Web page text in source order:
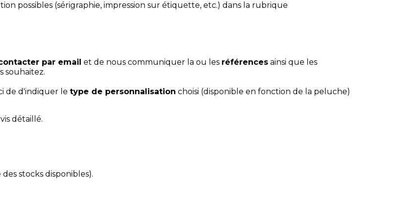
possibles (sérigraphie, impression sur étiquette, etc.) dans la rubrique
par email et de nous communiquer la ou les références ainsi que les
souhaitez.
de d'indiquer le type de personnalisation choisi (disponible en fonction de la peluche)
détaillé.
stocks disponibles).